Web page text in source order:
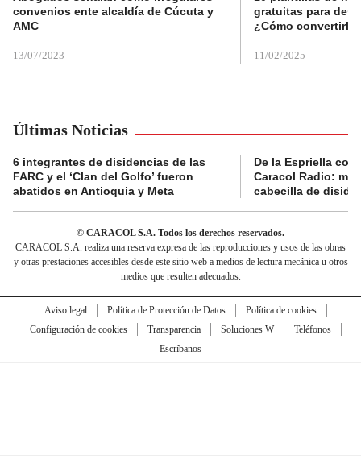
convenios ente alcaldía de Cúcuta y
AMC
13/07/2023
gratuitas para
¿Cómo convertirla
11/02/2025
Últimas Noticias
6 integrantes de disidencias de las
FARC y el ‘Clan del Golfo’ fueron
abatidos en Antioquia y Meta
De la Espriella
Caracol Radio:
cabecilla de
© CARACOL S.A. Todos los derechos reservados.
CARACOL S.A. realiza una reserva expresa de las reproducciones y usos de las obras
y otras prestaciones accesibles desde este sitio web a medios de lectura mecánica u otros
medios que resulten adecuados.
Aviso legal Política de Protección de Datos
Política de cookies
Configuración de cookies
Transparencia Soluciones W
Teléfonos
Escríbanos